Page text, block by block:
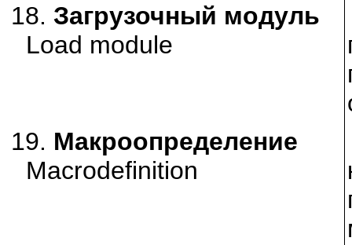
18. Загрузочный модуль
Load module
19. Макроопределение
Macrodefinition